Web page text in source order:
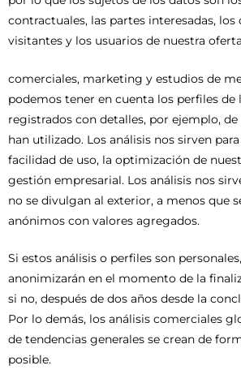
contractuales, las partes interesadas, los
visitantes y los usuarios de nuestra
comerciales, marketing y estudios de
podemos tener en cuenta los perfiles de
registrados con detalles, por ejemplo,
han utilizado. Los análisis nos sirven
facilidad de uso, la optimización de
gestión empresarial. Los análisis nos
no se divulgan al exterior, a menos que
anónimos con valores agregados.
Si estos análisis o perfiles son
anonimizarán en el momento de la
si no, después de dos años desde la
Por lo demás, los análisis comerciales
de tendencias generales se crean de
posible.